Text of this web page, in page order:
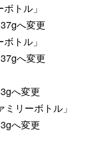
トル」
へ変更
トル」
へ変更
へ変更
リーボトル」
へ変更